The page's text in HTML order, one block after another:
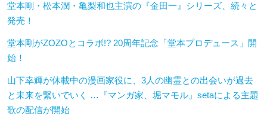
堂本剛・松本潤・亀梨和也主演の『金田一』シリーズ、続々と
発売！
堂本剛がZOZOとコラボ!? 20周年記念「堂本プロデュース」開
始！
山下幸輝が休載中の漫画家役に、3人の幽霊との出会いが過去
と未来を繋いでいく …『マンガ家、堀マモル』setaによる主題
歌の配信が開始